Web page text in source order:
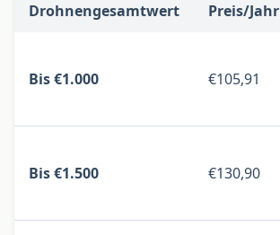
Drohnengesamtwert Preis/Jahr
Bis €1.000 €105,91
Bis €1.500 €130,90